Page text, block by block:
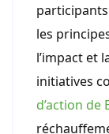
les
l’impact et
initiatives
d’action de